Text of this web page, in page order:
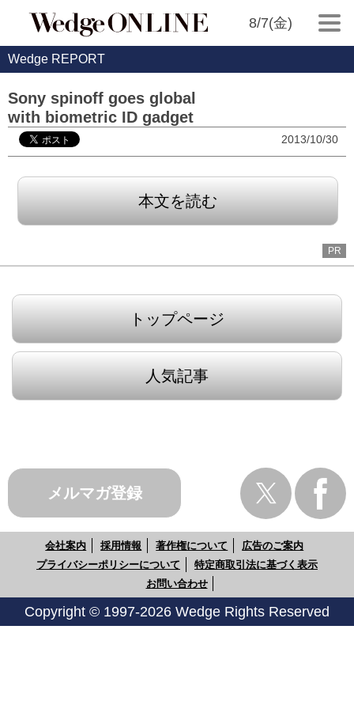
8/7(金)
Wedge REPORT
Sony spinoff goes global
with biometric ID gadget
2013/10/30
本文を読む
PR
トップページ
人気記事
メルマガ登録
会社案内 採用情報 著作権について
広告のご案内
プライバシーポリシーについて
特定商取引法に基づく表示
お問い合わせ
Copyright © 1997-2026 Wedge Rights Reserved